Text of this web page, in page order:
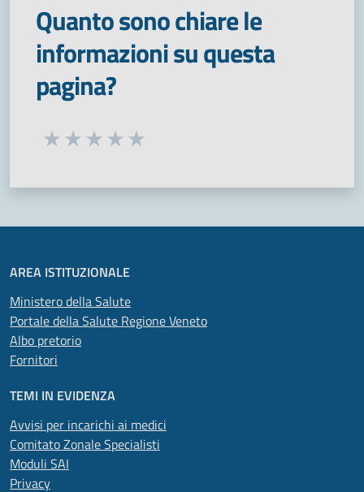
Quanto sono chiare le
informazioni su questa
pagina?
Seleziona una valutazione da 1 a 5 stelle
AREA ISTITUZIONALE
Ministero della Salute
Portale della Salute Regione Veneto
Albo pretorio
Fornitori
TEMI IN EVIDENZA
Avvisi per incarichi ai medici
Comitato Zonale Specialisti
Moduli SAI
Privacy